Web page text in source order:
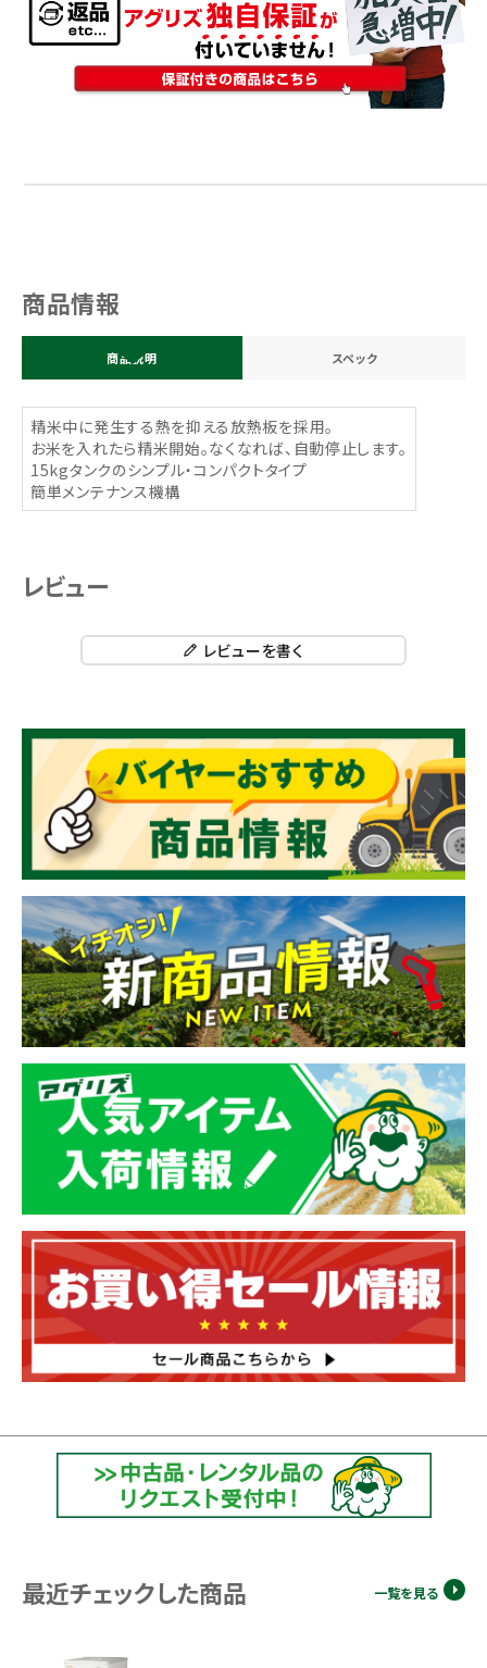
商品情報
商品説明 スペック
精米中に発生する熱を抑える放熱板を採用。
お米を入れたら精米開始。なくなれば、自動停止します。
15kgタンクのシンプル・コンパクトタイプ
簡単メンテナンス機構
レビュー
レビューを書く
最近チェックした商品 一覧を見る